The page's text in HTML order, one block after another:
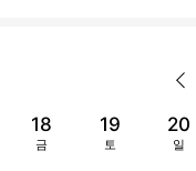
18
금
19
토
20
일